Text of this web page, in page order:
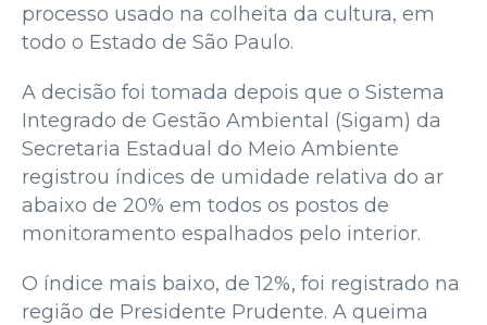
processo usado na colheita da cultura, em
todo o Estado de São Paulo.
A decisão foi tomada depois que o Sistema
Integrado de Gestão Ambiental (Sigam) da
Secretaria Estadual do Meio Ambiente
registrou índices de umidade relativa do ar
abaixo de 20% em todos os postos de
monitoramento espalhados pelo interior.
O índice mais baixo, de 12%, foi registrado na
região de Presidente Prudente. A queima